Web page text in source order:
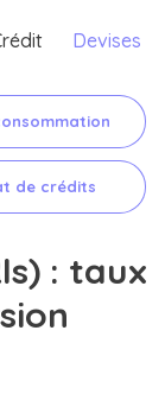
Devises
de crédits
: taux